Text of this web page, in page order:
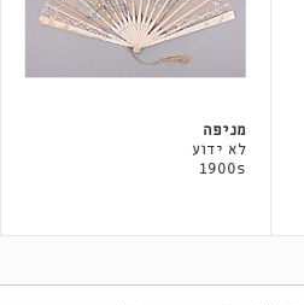
מניפה
לא ידוע
1900s